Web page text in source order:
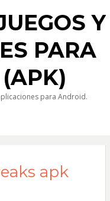
Y
PARA
para Android.
apk